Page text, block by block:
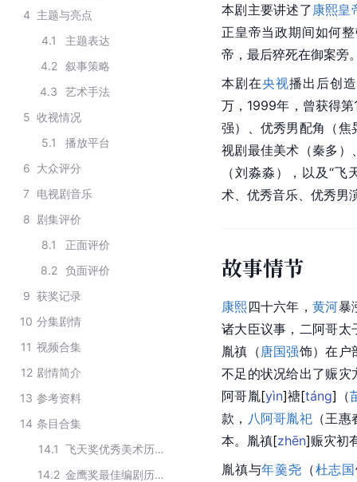
4 主题与亮点
4.1
主题表达
4.2
叙事策略
4.3
艺术手法
5 收视情况
5.1
播放平台
6 大众评分
7
电视剧音乐
8 剧集评价
8.1
正面评价
8.2
负面评价
9 获奖记录
10 分集剧情
11 视频合集
12 剧情简介
13 参考资料
14 条目合集
14.1
飞天奖优秀美术历届获奖作品
14.2
金鹰奖最佳编剧历届获奖作品
本剧主要讲述了 康熙皇
正皇帝当政期间如何
帝，最后猝死在御案旁
本剧在央视播出后创
万，1999年，曾获得
强）、优秀男配角（焦
视剧最佳美术（秦多）
（刘淼淼），以及“
术、优秀音乐、优秀男
故事情节
康熙四十六年，黄河暴
诸大臣议事，二阿哥太
胤禛（ 唐国强饰）在户
不足的状况给出了赈
阿哥胤[yìn]禟[táng] （
款， 八阿哥胤祀 （王
本。胤禛[zhēn]赈灾初
胤禛与年羹尧 （杜志国